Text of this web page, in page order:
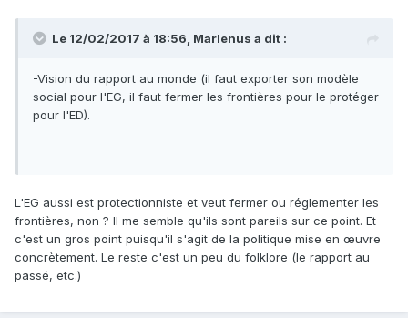
substantielles.
Le gros point commun étant par contre leur vision que l'Etat
doit être fort et mettre aux pas les intérêts privés.
Le 12/02/2017 à 18:56, Marlenus a dit :
-Vision du rapport au monde (il faut exporter son modèle
social pour l'EG, il faut fermer les frontières pour le protéger
pour l'ED).
L'EG aussi est protectionniste et veut fermer ou réglementer les
frontières, non ? Il me semble qu'ils sont pareils sur ce point. Et
c'est un gros point puisqu'il s'agit de la politique mise en œuvre
concrètement. Le reste c'est un peu du folklore (le rapport au
passé, etc.)